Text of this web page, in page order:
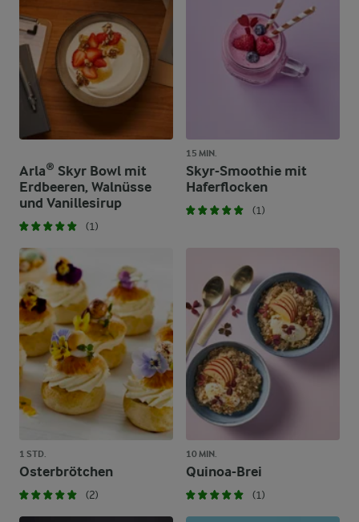
Arla® Skyr Bowl mit
Erdbeeren, Walnüsse
und Vanillesirup
(1)
15 MIN.
Skyr-Smoothie mit
Haferflocken
(1)
1 STD.
Osterbrötchen
(2)
10 MIN.
Quinoa-Brei
(1)